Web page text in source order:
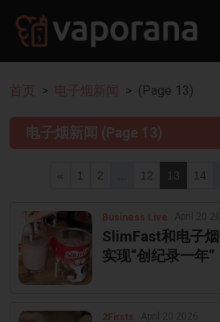
首页 电子烟新闻 (Page 13)
电子烟新闻 (Page 13)
« 1 2 12 13 14
Business Live
SlimFast和电子
实现“创纪录一年”
2Firsts